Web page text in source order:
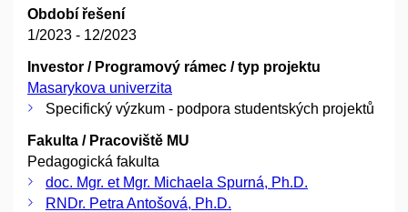
Období řešení
1/2023 - 12/2023
Investor / Programový rámec / typ projektu
Masarykova univerzita
Specifický výzkum - podpora studentských projektů
Fakulta / Pracoviště MU
Pedagogická fakulta
doc. Mgr. et Mgr. Michaela Spurná, Ph.D.
RNDr. Petra Antošová, Ph.D.